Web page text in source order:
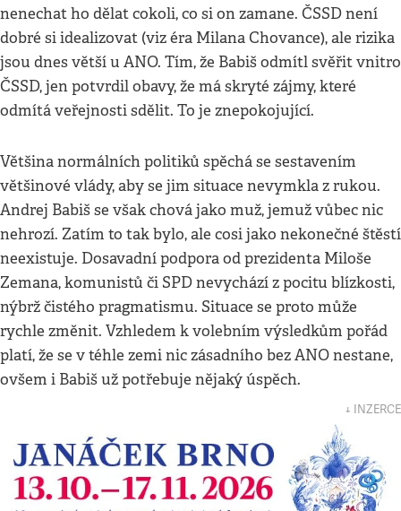
nenechat ho dělat cokoli, co si on zamane. ČSSD není
dobré si idealizovat (viz éra Milana Chovance), ale rizika
jsou dnes větší u ANO. Tím, že Babiš odmítl svěřit vnitro
ČSSD, jen potvrdil obavy, že má skryté zájmy, které
odmítá veřejnosti sdělit. To je znepokojující.
Většina normálních politiků spěchá se sestavením
většinové vlády, aby se jim situace nevymkla z rukou.
Andrej Babiš se však chová jako muž, jemuž vůbec nic
nehrozí. Zatím to tak bylo, ale cosi jako nekonečné štěstí
neexistuje. Dosavadní podpora od prezidenta Miloše
Zemana, komunistů či SPD nevychází z pocitu blízkosti,
nýbrž čistého pragmatismu. Situace se proto může
rychle změnit. Vzhledem k volebním výsledkům pořád
platí, že se v téhle zemi nic zásadního bez ANO nestane,
ovšem i Babiš už potřebuje nějaký úspěch.
↓ INZERCE